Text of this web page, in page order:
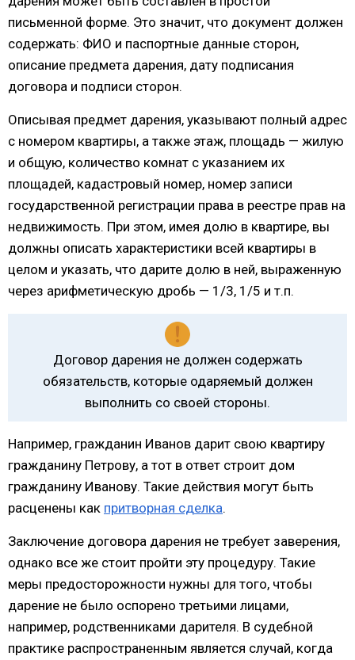
письменной форме. Это значит, что документ должен
содержать: ФИО и паспортные данные сторон,
описание предмета дарения, дату подписания
договора и подписи сторон.
Описывая предмет дарения, указывают полный адрес
с номером квартиры, а также этаж, площадь — жилую
и общую, количество комнат с указанием их
площадей, кадастровый номер, номер записи
государственной регистрации права в реестре прав на
недвижимость. При этом, имея долю в квартире, вы
должны описать характеристики всей квартиры в
целом и указать, что дарите долю в ней, выраженную
через арифметическую дробь — 1/3, 1/5 и т.п.
Договор дарения не должен содержать
обязательств, которые одаряемый должен
выполнить со своей стороны.
Например, гражданин Иванов дарит свою квартиру
гражданину Петрову, а тот в ответ строит дом
гражданину Иванову. Такие действия могут быть
расценены как притворная сделка.
Заключение договора дарения не требует заверения,
однако все же стоит пройти эту процедуру. Такие
меры предосторожности нужны для того, чтобы
дарение не было оспорено третьими лицами,
например, родственниками дарителя. В судебной
практике распространенным является случай, когда